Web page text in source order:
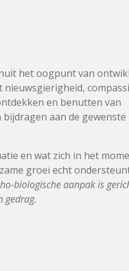
het oogpunt van
en benutten van
aan de gewenste
en wat zich in het
groei echt
biologische aanpak is
gedrag.